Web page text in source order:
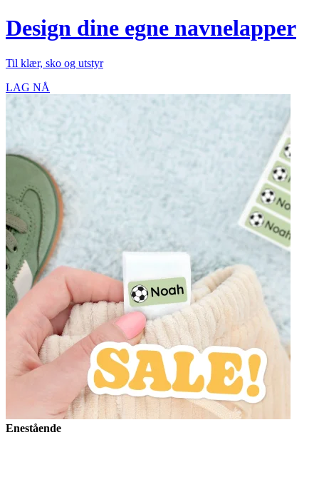
Design dine egne navnelapper
Til klær, sko og utstyr
LAG NÅ
Enestående